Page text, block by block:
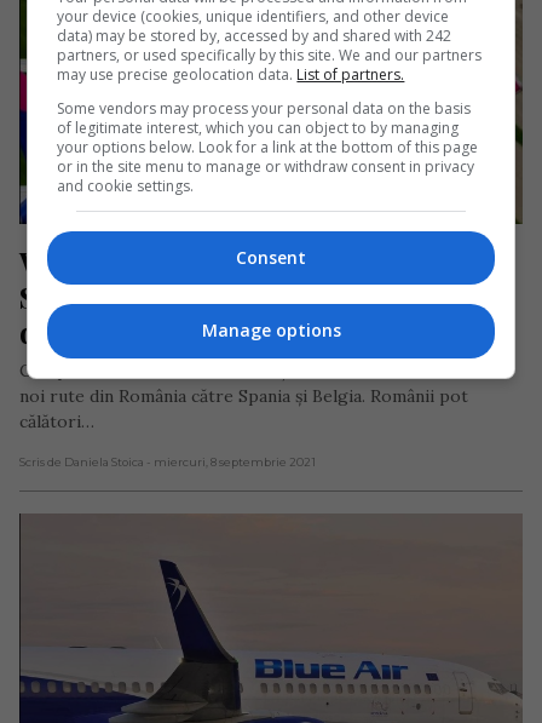
Wizz Air anunță noi zboruri spre
Spania și Belgia începând din luna
decembrie
Compania aeriană Wizz Air anunță astăzi introducerea a două
noi rute din România către Spania și Belgia. Românii pot
călători…
Scris de Daniela Stoica - miercuri, 8 septembrie 2021
your device (cookies, unique identifiers, and other device
data) may be stored by, accessed by and shared with 242
partners, or used specifically by this site. We and our partners
may use precise geolocation data. List of partners.
Some vendors may process your personal data on the basis
of legitimate interest, which you can object to by managing
your options below. Look for a link at the bottom of this page
or in the site menu to manage or withdraw consent in privacy
and cookie settings.
Consent
Manage options